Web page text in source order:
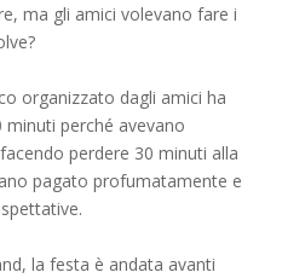
ma gli amici volevano fare i
organizzato dagli amici ha
perché avevano
perdere 30 minuti alla
pagato profumatamente e
la festa è andata avanti